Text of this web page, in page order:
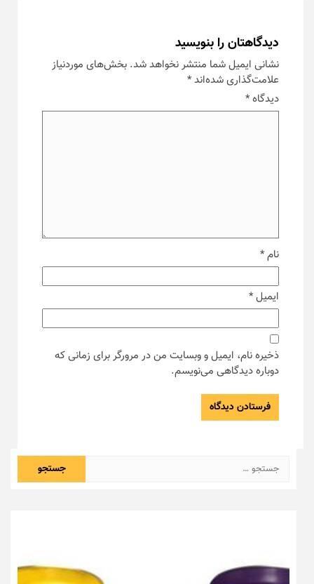
دیدگاهتان را بنویسید
نشانی ایمیل شما منتشر نخواهد شد. بخش‌های موردنیاز
علامت‌گذاری شده‌اند*
دیدگاه*
نام*
ایمیل*
ذخیره نام، ایمیل و وبسایت من در مرورگر برای زمانی که
دوباره دیدگاهی می‌نویسم.
جستجو
برای: